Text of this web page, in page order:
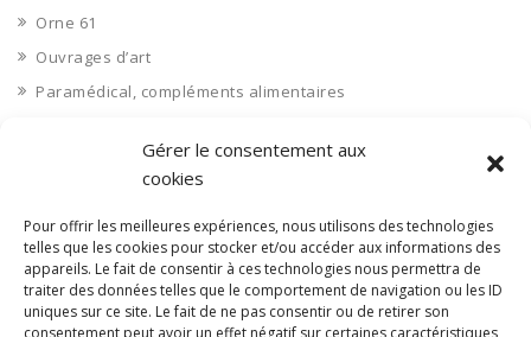
Gérer le consentement aux
cookies
Pour offrir les meilleures expériences, nous utilisons des technologies
telles que les cookies pour stocker et/ou accéder aux informations des
appareils. Le fait de consentir à ces technologies nous permettra de
traiter des données telles que le comportement de navigation ou les ID
uniques sur ce site. Le fait de ne pas consentir ou de retirer son
consentement peut avoir un effet négatif sur certaines caractéristiques
Orne 61
Ouvrages d’art
Paramédical, compléments alimentaires
Pas de Calais 62
Petite distribution
Pétrole
Pharmaceutique, médicaments
Pharmacie et vente d'articles médicaux